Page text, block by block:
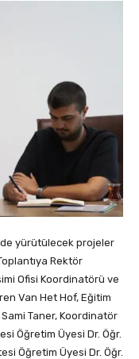
yürütülecek projeler
Rektör
Ofisi Koordinatörü ve
Van Het Hof, Eğitim
Taner, Koordinatör
Öğretim Üyesi Dr. Öğr.
Öğretim Üyesi Dr. Öğr.